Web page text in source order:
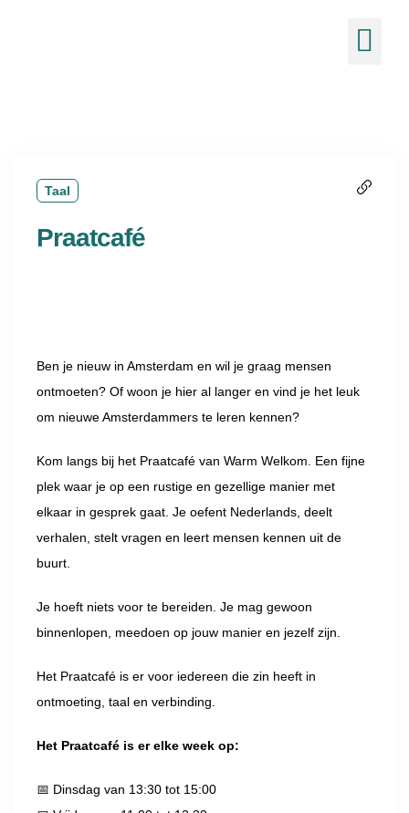
Taal
Praatcafé
Ben je nieuw in Amsterdam en wil je graag mensen
ontmoeten? Of woon je hier al langer en vind je het leuk
om nieuwe Amsterdammers te leren kennen?
Kom langs bij het Praatcafé van Warm Welkom. Een fijne
plek waar je op een rustige en gezellige manier met
elkaar in gesprek gaat. Je oefent Nederlands, deelt
verhalen, stelt vragen en leert mensen kennen uit de
buurt.
Je hoeft niets voor te bereiden. Je mag gewoon
binnenlopen, meedoen op jouw manier en jezelf zijn.
Het Praatcafé is er voor iedereen die zin heeft in
ontmoeting, taal en verbinding.
Het Praatcafé is er elke week op:
📅 Dinsdag van 13:30 tot 15:00